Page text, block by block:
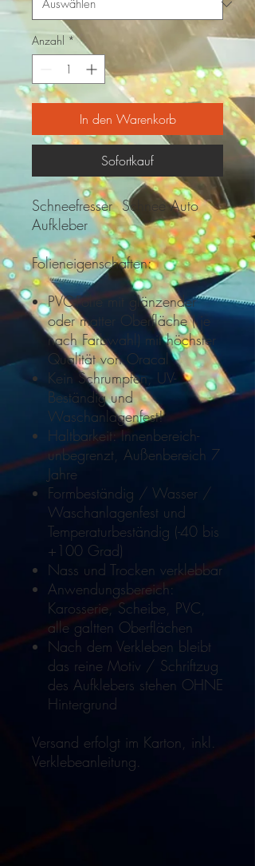
Anzahl *
In den Warenkorb
Sofortkauf
Schneefresser Schnee Auto
Aufkleber
Folieneigenschaften:
PVC-Folie mit glänzender
oder matter Oberfläche ( je
nach Farbwahl) mit höchster
Qualität von Oracal
Kein Schrumpfen, UV-
Beständig und
Waschanlagenfest!
Haltbarkeit: Innenbereich-
unbegrenzt, Außenbereich 7
Jahre
Formbeständig / Wasser /
Waschanlagenfest und
Temperaturbeständig (-40 bis
+100 Grad)
Nass und Trocken verklebbar
Anwendungsbereich:
Karosserie, Scheibe, PVC,
alle galtten Oberflächen
Nach dem Verkleben bleibt
das reine Motiv / Schriftzug
des Aufklebers stehen OHNE
Hintergrund
Versand erfolgt im Karton, inkl.
Verklebeanleitung.